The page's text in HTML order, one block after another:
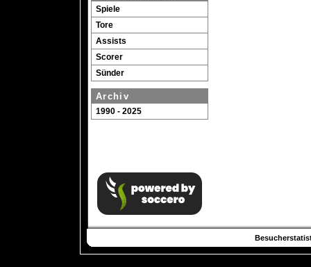
Spiele
Tore
Assists
Scorer
Sünder
Archiv
1990 - 2025